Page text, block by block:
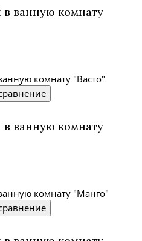
в ванную комнату
в ванную комнату